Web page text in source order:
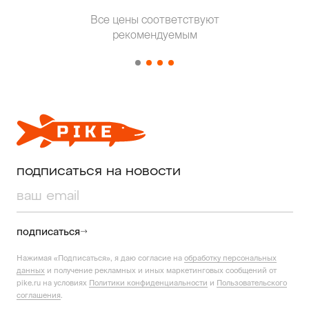
Все цены соответствуют
рекомендуемым
подписаться на новости
подписаться
Нажимая «Подписаться», я даю согласие на обработку персональных
данных и получение рекламных и иных маркетинговых сообщений от
pike.ru на условиях Политики конфиденциальности и Пользовательского
соглашения